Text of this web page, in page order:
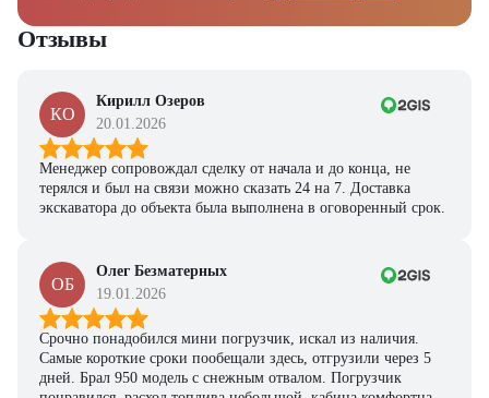
Отзывы
КО
Кирилл Озеров
20.01.2026
Менеджер сопровождал сделку от начала и до конца, не
терялся и был на связи можно сказать 24 на 7. Доставка
экскаватора до объекта была выполнена в оговоренный срок.
ОБ
Олег Безматерных
19.01.2026
Срочно понадобился мини погрузчик, искал из наличия.
Самые короткие сроки пообещали здесь, отгрузили через 5
дней. Брал 950 модель с снежным отвалом. Погрузчик